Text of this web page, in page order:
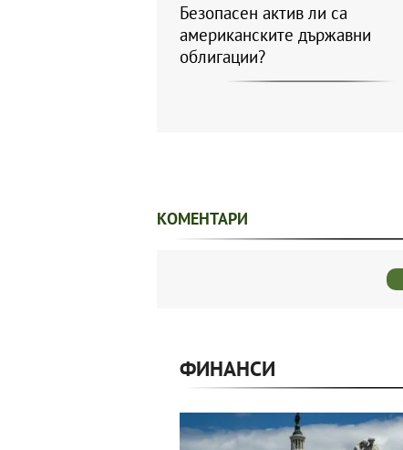
Безопасен актив ли са
американските държавни
облигации?
КОМЕНТАРИ
ФИНАНСИ